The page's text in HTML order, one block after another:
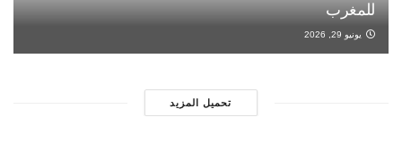
للمغرب
يونيو 29, 2026
تحميل المزيد